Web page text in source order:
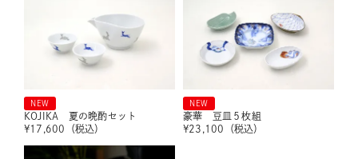
NEW
KOJIKA 夏の晩酌セット
¥17,600 （税込）
NEW
豪華 豆皿５枚組
¥23,100 （税込）